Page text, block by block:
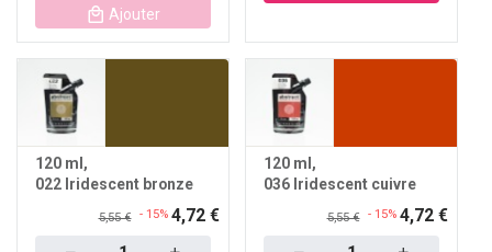
Ajouter
120 ml
022 Iridescent bronze
5,55 € - 15% 4,72 €
120 ml
036 Iridescent cuivre
5,55 € - 15% 4,72 €